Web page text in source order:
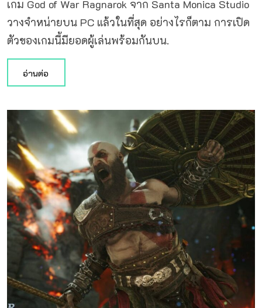
เกม God of War Ragnarok จาก Santa Monica Studio
วางจำหน่ายบน PC แล้วในที่สุด อย่างไรก็ตาม การเปิด
ตัวของเกมนี้มียอดผู้เล่นพร้อมกันบน.
อ่านต่อ